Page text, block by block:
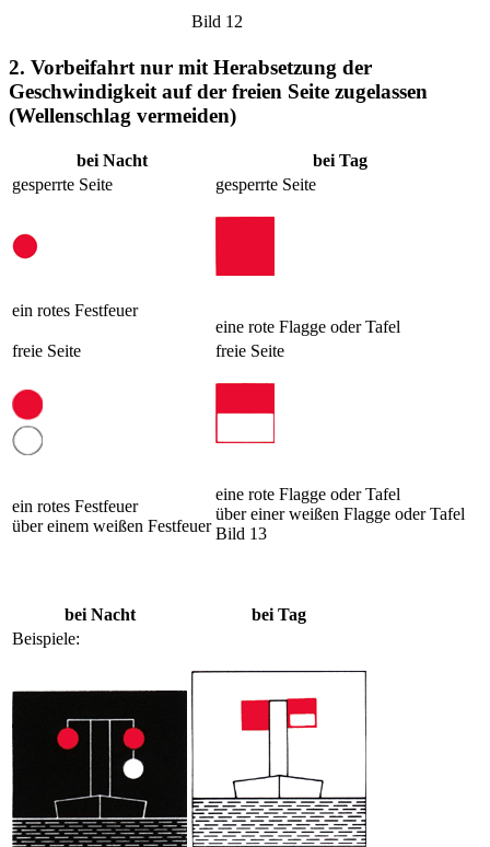
Bild 12
2. Vorbeifahrt nur mit Herabsetzung der
Geschwindigkeit auf der freien Seite zugelassen
(Wellenschlag vermeiden)
bei Nacht
bei Tag
gesperrte Seite
gesperrte Seite
ein rotes Festfeuer
eine rote Flagge oder Tafel
freie Seite
freie Seite
ein rotes Festfeuer
über einem weißen Festfeuer
eine rote Flagge oder Tafel
über einer weißen Flagge oder Tafel
Bild 13
bei Nacht
bei Tag
Beispiele: